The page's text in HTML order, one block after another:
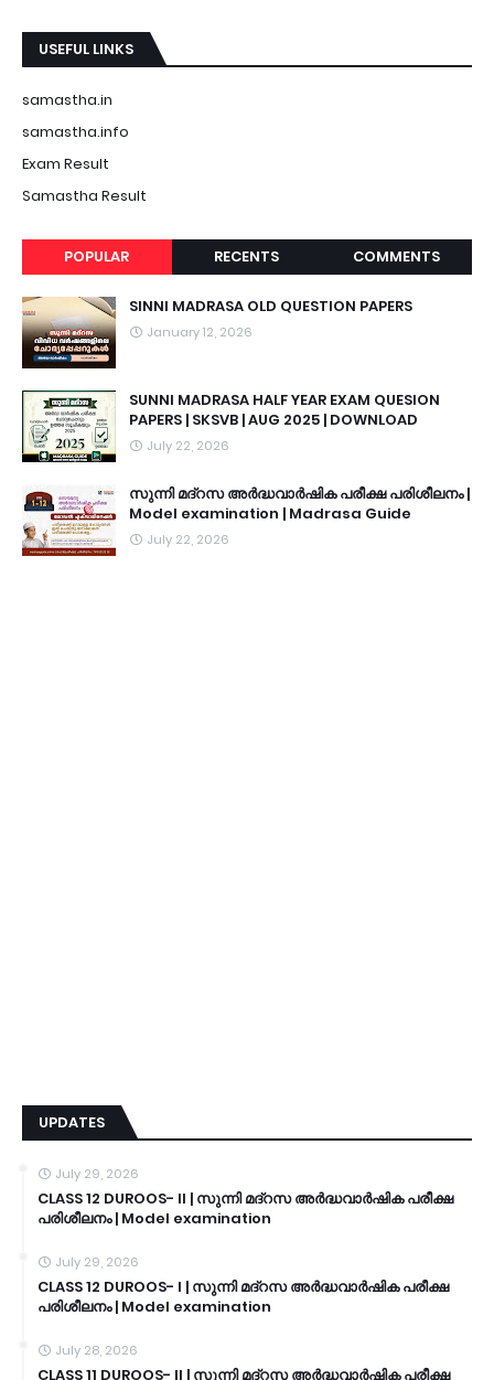
USEFUL LINKS
samastha.in
samastha.info
Exam Result
Samastha Result
POPULAR RECENTS COMMENTS
SINNI MADRASA OLD QUESTION PAPERS
January 12, 2026
SUNNI MADRASA HALF YEAR EXAM QUESION
PAPERS | SKSVB | AUG 2025 | DOWNLOAD
July 22, 2026
സുന്നി മദ്റസ അർദ്ധവാർഷിക പരീക്ഷ പരിശീലനം |
Model examination | Madrasa Guide
July 22, 2026
UPDATES
July 29, 2026
CLASS 12 DUROOS- II | സുന്നി മദ്റസ അർദ്ധവാർഷിക പരീക്ഷ
പരിശീലനം | Model examination
July 29, 2026
CLASS 12 DUROOS- I | സുന്നി മദ്റസ അർദ്ധവാർഷിക പരീക്ഷ
പരിശീലനം | Model examination
July 28, 2026
CLASS 11 DUROOS- II | സുന്നി മദ്റസ അർദ്ധവാർഷിക പരീക്ഷ